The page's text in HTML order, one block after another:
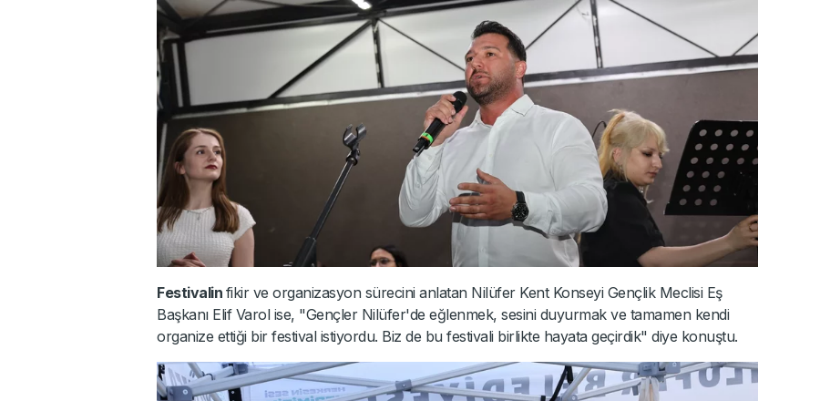
Festivalin fikir ve organizasyon sürecini anlatan Nilüfer Kent Konseyi Gençlik Meclisi Eş
Başkanı Elif Varol ise, "Gençler Nilüfer'de eğlenmek, sesini duyurmak ve tamamen kendi
organize ettiği bir festival istiyordu. Biz de bu festivali birlikte hayata geçirdik" diye konuştu.